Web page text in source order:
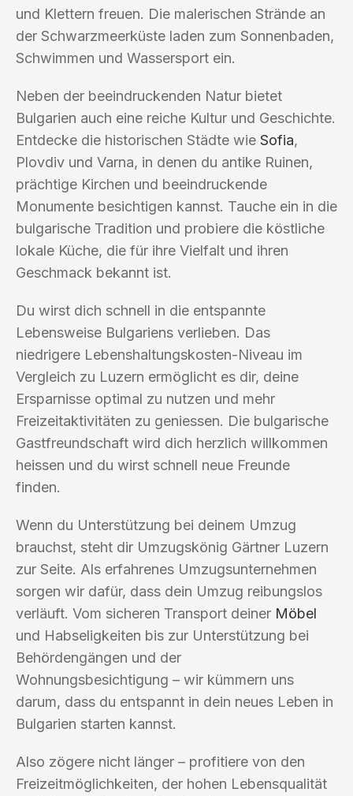
und Klettern freuen. Die malerischen Strände an
der Schwarzmeerküste laden zum Sonnenbaden,
Schwimmen und Wassersport ein.
Neben der beeindruckenden Natur bietet
Bulgarien auch eine reiche Kultur und Geschichte.
Entdecke die historischen Städte wie Sofia,
Plovdiv und Varna, in denen du antike Ruinen,
prächtige Kirchen und beeindruckende
Monumente besichtigen kannst. Tauche ein in die
bulgarische Tradition und probiere die köstliche
lokale Küche, die für ihre Vielfalt und ihren
Geschmack bekannt ist.
Du wirst dich schnell in die entspannte
Lebensweise Bulgariens verlieben. Das
niedrigere Lebenshaltungskosten-Niveau im
Vergleich zu Luzern ermöglicht es dir, deine
Ersparnisse optimal zu nutzen und mehr
Freizeitaktivitäten zu geniessen. Die bulgarische
Gastfreundschaft wird dich herzlich willkommen
heissen und du wirst schnell neue Freunde
finden.
Wenn du Unterstützung bei deinem Umzug
brauchst, steht dir Umzugskönig Gärtner Luzern
zur Seite. Als erfahrenes Umzugsunternehmen
sorgen wir dafür, dass dein Umzug reibungslos
verläuft. Vom sicheren Transport deiner Möbel
und Habseligkeiten bis zur Unterstützung bei
Behördengängen und der
Wohnungsbesichtigung – wir kümmern uns
darum, dass du entspannt in dein neues Leben in
Bulgarien starten kannst.
Also zögere nicht länger – profitiere von den
Freizeitmöglichkeiten, der hohen Lebensqualität